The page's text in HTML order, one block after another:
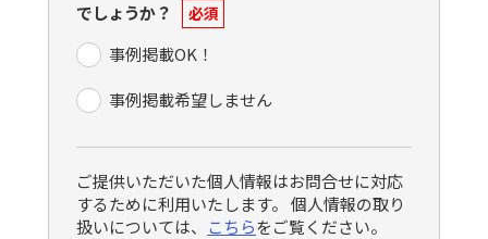
でしょうか？
必須
事例掲載OK！
事例掲載希望しません
ご提供いただいた個人情報はお問合せに対応
するために利用いたします。 個人情報の取り
扱いについては、 こちらをご覧ください。